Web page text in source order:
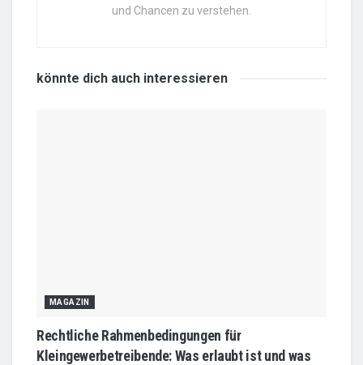
und Chancen zu verstehen.
könnte dich auch interessieren
MAGAZIN
Rechtliche Rahmenbedingungen für
Kleingewerbetreibende: Was erlaubt ist und was